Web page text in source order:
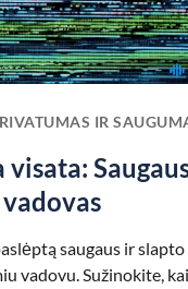
IR
visata:
saugaus ir
vadovu. Sužinokite,